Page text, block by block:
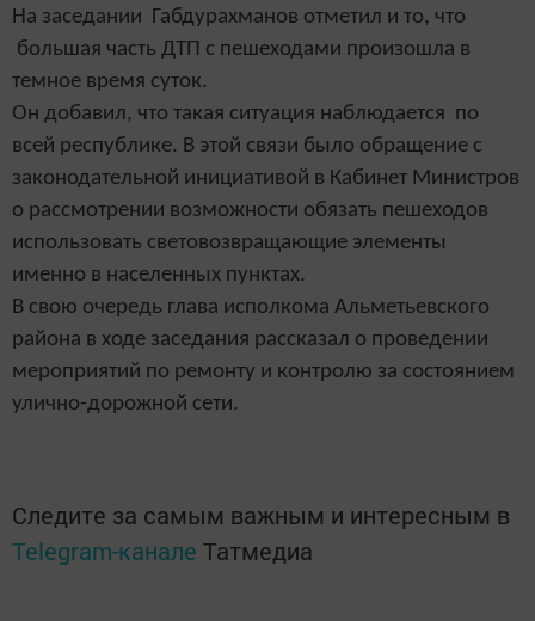
На заседании Габдурахманов отметил и то, что
большая часть ДТП с пешеходами произошла в
темное время суток.
Он добавил, что такая ситуация наблюдается по
всей республике. В этой связи было обращение с
законодательной инициативой в Кабинет Министров
о рассмотрении возможности обязать пешеходов
использовать световозвращающие элементы
именно в населенных пунктах.
В свою очередь глава исполкома Альметьевского
района в ходе заседания рассказал о проведении
мероприятий по ремонту и контролю за состоянием
улично-дорожной сети.
Следите за самым важным и интересным в
Telegram-канале Татмедиа